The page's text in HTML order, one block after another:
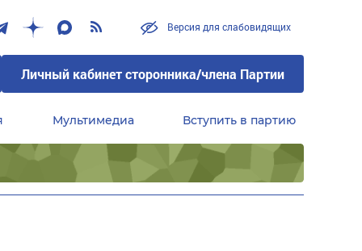
Версия для слабовидящих
Личный кабинет сторонника/члена Партии
Мультимедиа Вступить в партию